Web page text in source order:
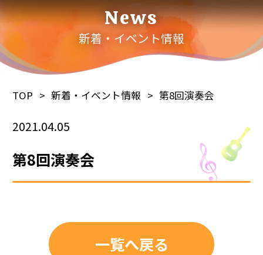
News
新着・イベント情報
TOP 新着・イベント情報 第8回演奏会
2021.04.05
第8回演奏会
一覧へ戻る